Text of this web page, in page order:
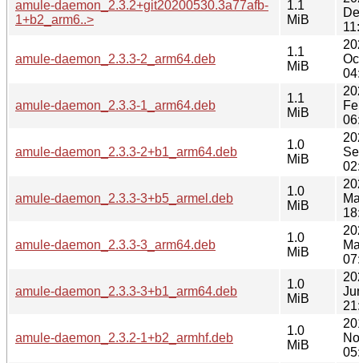
amule-daemon_2.3.2+git20200530.3a77afb-
1+b2_arm6..>
1.1
MiB
amule-daemon_2.3.3-2_arm64.deb
1.1
MiB
amule-daemon_2.3.3-1_arm64.deb
1.1
MiB
amule-daemon_2.3.3-2+b1_arm64.deb
1.0
MiB
amule-daemon_2.3.3-3+b5_armel.deb
1.0
MiB
amule-daemon_2.3.3-3_arm64.deb
1.0
MiB
amule-daemon_2.3.3-3+b1_arm64.deb
1.0
MiB
amule-daemon_2.3.2-1+b2_armhf.deb
1.0
MiB